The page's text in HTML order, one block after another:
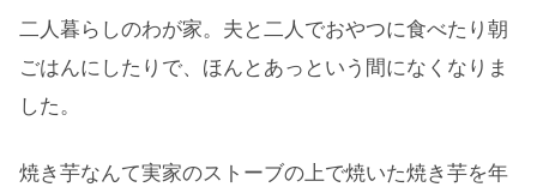
二人暮らしのわが家。夫と二人でおやつに食べたり朝
ごはんにしたりで、ほんとあっという間になくなりま
した。
焼き芋なんて実家のストーブの上で焼いた焼き芋を年